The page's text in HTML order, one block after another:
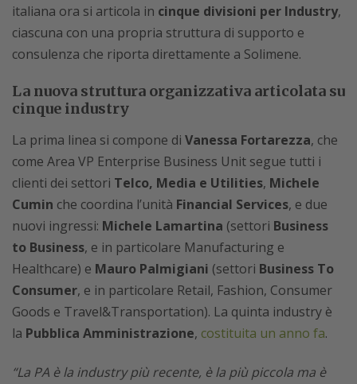
italiana ora si articola in cinque divisioni per Industry,
ciascuna con una propria struttura di supporto e
consulenza che riporta direttamente a Solimene.
La nuova struttura organizzativa articolata su
cinque industry
La prima linea si compone di Vanessa Fortarezza, che
come Area VP Enterprise Business Unit segue tutti i
clienti dei settori Telco, Media e Utilities, Michele
Cumin che coordina l’unità Financial Services, e due
nuovi ingressi: Michele Lamartina (settori Business
to Business, e in particolare Manufacturing e
Healthcare) e Mauro Palmigiani (settori Business To
Consumer, e in particolare Retail, Fashion, Consumer
Goods e Travel&Transportation). La quinta industry è
la Pubblica Amministrazione, costituita un anno fa.
“La PA è la industry più recente, è la più piccola ma è